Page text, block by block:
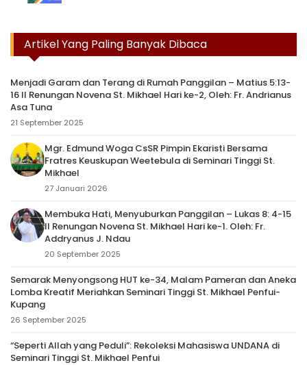
Artikel Yang Paling Banyak Dibaca
Menjadi Garam dan Terang di Rumah Panggilan – Matius 5:13-
16 II Renungan Novena St. Mikhael Hari ke-2, Oleh: Fr. Andrianus
Asa Tuna
21 September 2025
Mgr. Edmund Woga CsSR Pimpin Ekaristi Bersama
Fratres Keuskupan Weetebula di Seminari Tinggi St.
Mikhael
27 Januari 2026
Membuka Hati, Menyuburkan Panggilan – Lukas 8: 4-15
II Renungan Novena St. Mikhael Hari ke-1. Oleh: Fr.
Addryanus J. Ndau
20 September 2025
Semarak Menyongsong HUT ke-34, Malam Pameran dan Aneka
Lomba Kreatif Meriahkan Seminari Tinggi St. Mikhael Penfui-
Kupang
26 September 2025
“Seperti Allah yang Peduli”: Rekoleksi Mahasiswa UNDANA di
Seminari Tinggi St. Mikhael Penfui